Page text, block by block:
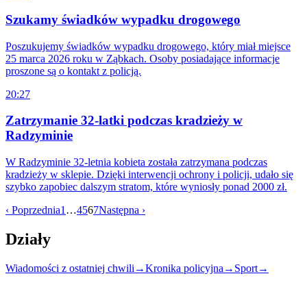
Szukamy świadków wypadku drogowego
Poszukujemy świadków wypadku drogowego, który miał miejsce
25 marca 2026 roku w Ząbkach. Osoby posiadające informacje
proszone są o kontakt z policją.
20:27
Zatrzymanie 32-latki podczas kradzieży w
Radzyminie
W Radzyminie 32-letnia kobieta została zatrzymana podczas
kradzieży w sklepie. Dzięki interwencji ochrony i policji, udało się
szybko zapobiec dalszym stratom, które wyniosły ponad 2000 zł.
‹ Poprzednia1 …4567Następna ›
Działy
Wiadomości z ostatniej chwili →Kronika policyjna → Sport→